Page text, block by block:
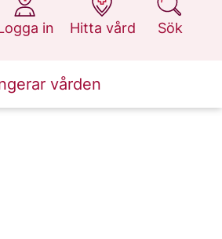
in
Hitta vård
Sök
vården